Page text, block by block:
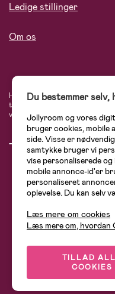
Ledige stillinger
Om os
Hos Jollyroom.dk finder du et
tryg, når du handler hos os. I
varemærker som Britax, Maxi-
Du bestemmer selv,
Jollyroom og vores
bruger cookies, mobile
side. Visse er
samtykke bruger vi
vise personaliserede
mobile annonce-id'er
personaliseret
oplevelse. Du kan selv
Læs mere om cookies
Læs mere om, hvordan
TILLAD
COOKIES